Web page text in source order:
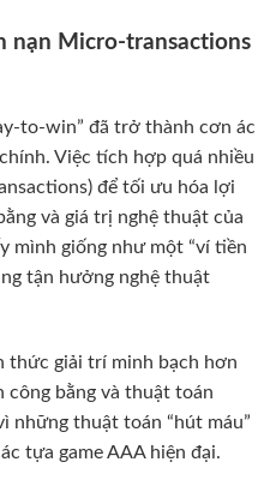
nạn Micro-transactions
to-win” đã trở thành cơn ác
Việc tích hợp quá nhiều
để tối ưu hóa lợi
và giá trị nghệ thuật của
mình giống như một “ví tiền
tận hưởng nghệ thuật
thức giải trí minh bạch hơn
công bằng và thuật toán
những thuật toán “hút máu”
tựa game AAA hiện đại.